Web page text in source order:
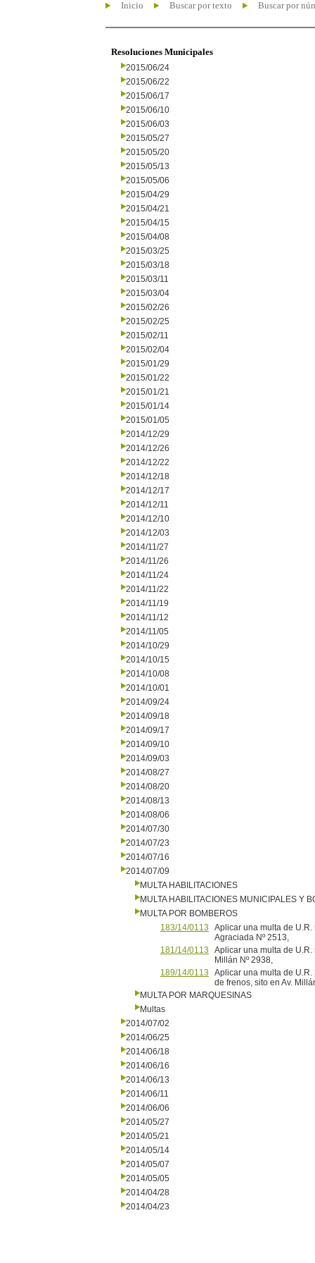
Inicio Buscar por texto Buscar por
Resoluciones Municipales
2015/06/24
2015/06/22
2015/06/17
2015/06/10
2015/06/03
2015/05/27
2015/05/20
2015/05/13
2015/05/06
2015/04/29
2015/04/21
2015/04/15
2015/04/08
2015/03/25
2015/03/18
2015/03/11
2015/03/04
2015/02/26
2015/02/25
2015/02/11
2015/02/04
2015/01/29
2015/01/22
2015/01/21
2015/01/14
2015/01/05
2014/12/29
2014/12/26
2014/12/22
2014/12/18
2014/12/17
2014/12/11
2014/12/10
2014/12/03
2014/11/27
2014/11/26
2014/11/24
2014/11/22
2014/11/19
2014/11/12
2014/11/05
2014/10/29
2014/10/15
2014/10/08
2014/10/01
2014/09/24
2014/09/18
2014/09/17
2014/09/10
2014/09/03
2014/08/27
2014/08/20
2014/08/13
2014/08/06
2014/07/30
2014/07/23
2014/07/16
2014/07/09
MULTA HABILITACIONES
MULTA HABILITACIONES MUNICIPALES Y
MULTA POR BOMBEROS
183/14/0113
Aplicar una multa de U.R.
Agraciada Nº 2513,
181/14/0113
Aplicar una multa de U.R.
Millán Nº 2938,
189/14/0113
Aplicar una multa de U.R.
de frenos, sito en Av.
MULTA POR MARQUESINAS
Multas
2014/07/02
2014/06/25
2014/06/18
2014/06/16
2014/06/13
2014/06/11
2014/06/06
2014/05/27
2014/05/21
2014/05/14
2014/05/07
2014/05/05
2014/04/28
2014/04/23